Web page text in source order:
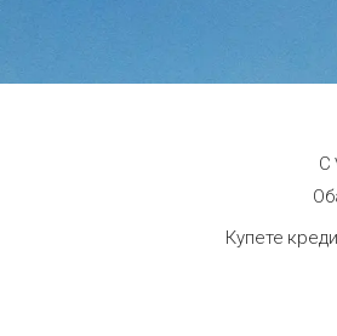
С
Купете